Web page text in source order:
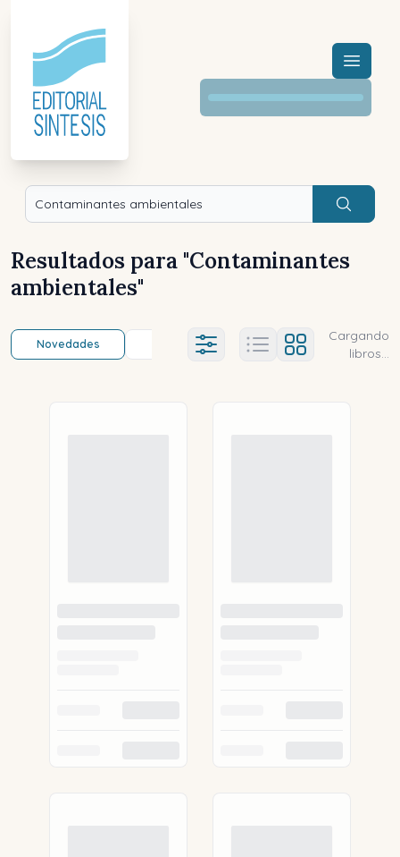
Menú
Buscar
Resultados para "Contaminantes
ambientales"
Novedades Título (a-z) Título (z-a)
Ajustes abierto
Cargando
libros...